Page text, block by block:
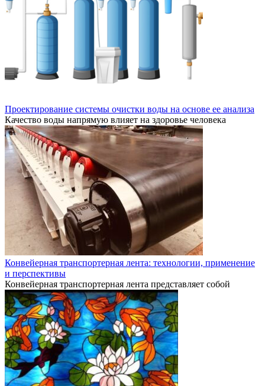
Проектирование системы очистки воды на основе ее анализа
Качество воды напрямую влияет на здоровье человека
Конвейерная транспортерная лента: технологии, применение
и перспективы
Конвейерная транспортерная лента представляет собой